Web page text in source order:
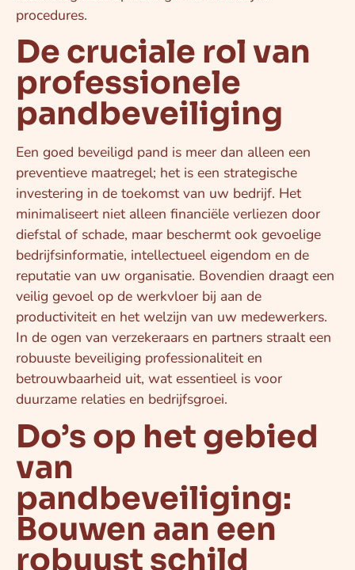
procedures.
De cruciale rol van
professionele
pandbeveiliging
Een goed beveiligd pand is meer dan alleen een
preventieve maatregel; het is een strategische
investering in de toekomst van uw bedrijf. Het
minimaliseert niet alleen financiële verliezen door
diefstal of schade, maar beschermt ook gevoelige
bedrijfsinformatie, intellectueel eigendom en de
reputatie van uw organisatie. Bovendien draagt een
veilig gevoel op de werkvloer bij aan de
productiviteit en het welzijn van uw medewerkers.
In de ogen van verzekeraars en partners straalt een
robuuste beveiliging professionaliteit en
betrouwbaarheid uit, wat essentieel is voor
duurzame relaties en bedrijfsgroei.
Do’s op het gebied
van
pandbeveiliging:
Bouwen aan een
robuust schild